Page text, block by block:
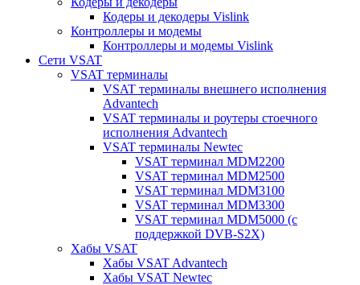
Кодеры и декодеры Vislink
Контроллеры и модемы
Контроллеры и модемы Vislink
Сети VSAT
VSAT терминалы
VSAT терминалы внешнего исполнения
Advantech
VSAT терминалы и роутеры стоечного
исполнения Advantech
VSAT терминалы Newtec
VSAT терминал MDM2200
VSAT терминал MDM2500
VSAT терминал MDM3100
VSAT терминал MDM3300
VSAT терминал MDM5000 (с
поддержкой DVB-S2X)
Хабы VSAT
Хабы VSAT Advantech
Хабы VSAT Newtec